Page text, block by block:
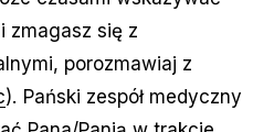
zmagasz się z
porozmawiaj z
). Pański zespół medyczny